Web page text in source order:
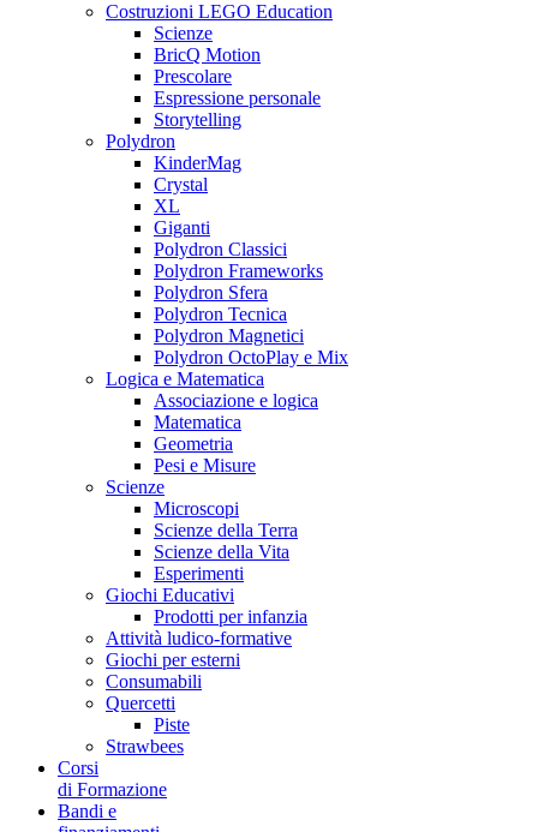
Costruzioni LEGO Education
Scienze
BricQ Motion
Prescolare
Espressione personale
Storytelling
Polydron
KinderMag
Crystal
XL
Giganti
Polydron Classici
Polydron Frameworks
Polydron Sfera
Polydron Tecnica
Polydron Magnetici
Polydron OctoPlay e Mix
Logica e Matematica
Associazione e logica
Matematica
Geometria
Pesi e Misure
Scienze
Microscopi
Scienze della Terra
Scienze della Vita
Esperimenti
Giochi Educativi
Prodotti per infanzia
Attività ludico-formative
Giochi per esterni
Consumabili
Quercetti
Piste
Strawbees
Corsi
di Formazione
Bandi e